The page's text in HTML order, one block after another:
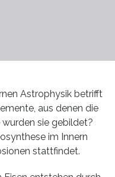
Astrophysik betrifft
aus denen die
sie gebildet?
im Innern
stattfindet.